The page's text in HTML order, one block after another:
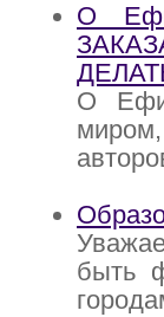
О
О
быть